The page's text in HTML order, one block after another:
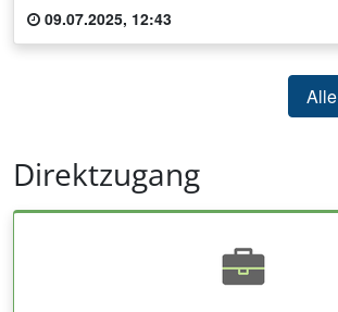
09.07.2025, 12:43
Direktzugang